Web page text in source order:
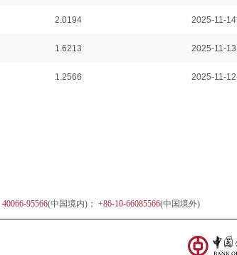
2.0194 2025-11-14
1.6213 2025-11-13
1.2566 2025-11-12
40066-95566(中国境内)； +86-10-66085566(中国境外)